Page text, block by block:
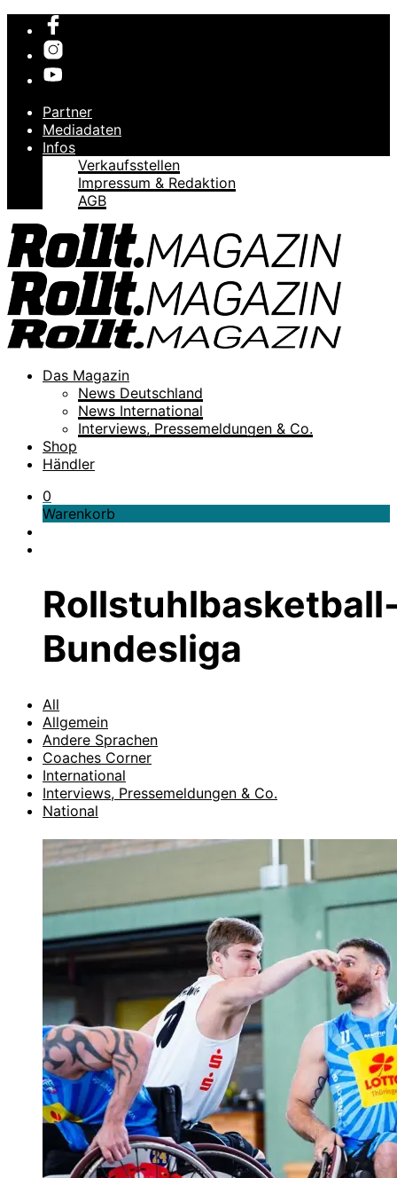
Partner
Mediadaten
Infos
Verkaufsstellen
Impressum & Redaktion
AGB
Das Magazin
News Deutschland
News International
Interviews, Pressemeldungen & Co.
Shop
Händler
0
Warenkorb
Bundesliga
All
Allgemein
Andere Sprachen
Coaches Corner
International
Interviews, Pressemeldungen & Co.
National